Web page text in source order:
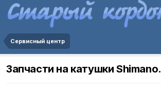
Сервисный центр
Запчасти на катушки Shimano.